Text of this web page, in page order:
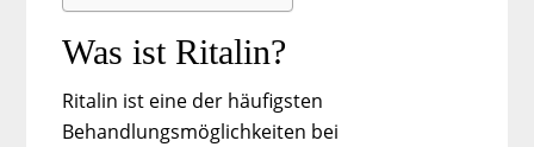
Was ist Ritalin?
Ritalin ist eine der häufigsten
Behandlungsmöglichkeiten bei